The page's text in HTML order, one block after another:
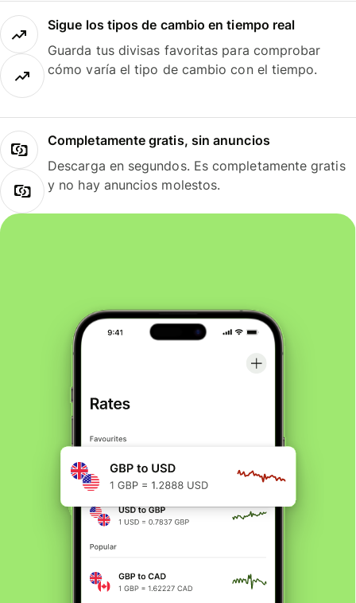
Sigue los tipos de cambio en tiempo real
Guarda tus divisas favoritas para comprobar
cómo varía el tipo de cambio con el tiempo.
Completamente gratis, sin anuncios
Descarga en segundos. Es completamente gratis
y no hay anuncios molestos.